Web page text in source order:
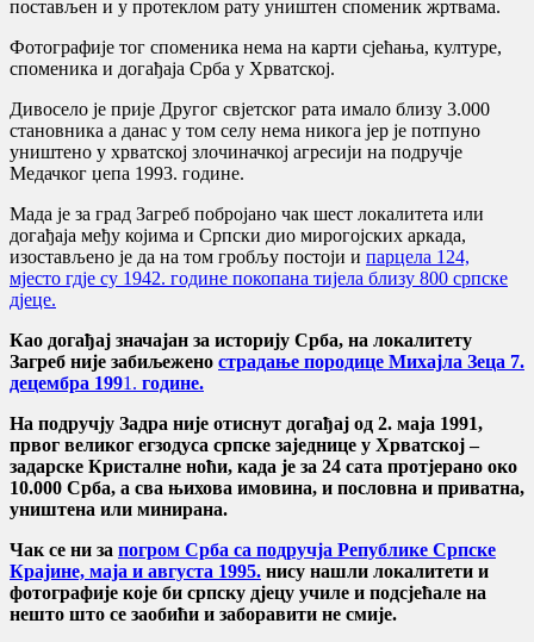
постављен и у протеклом рату уништен споменик жртвама.
Фотографије тог споменика нема на карти сјећања, културе,
споменика и догађаја Срба у Хрватској.
Дивосело је прије Другог свјетског рата имало близу 3.000
становника а данас у том селу нема никога јер је потпуно
уништено у хрватској злочиначкој агресији на подручје
Медачког џепа 1993. године.
Мада је за град Загреб побројано чак шест локалитета или
догађаја међу којима и Српски дио мирогојских аркада,
изостављено је да на том гробљу постоји и парцела 124,
мјесто гдје су 1942. године покопана тијела близу 800 српске
дјеце.
Као догађај значајан за историју Срба, на локалитету
Загреб није забиљежено страдање породице Михајла Зеца 7.
децембра 1991. године.
На подручју Задра није отиснут догађај од 2. маја 1991,
првог великог егзодуса српске заједнице у Хрватској –
задарске Кристалне ноћи, када је за 24 сата протјерано око
10.000 Срба, а сва њихова имовина, и пословна и приватна,
уништена или минирана.
Чак се ни за погром Срба са подручја Републике Српске
Крајине, маја и августа 1995. нису нашли локалитети и
фотографије које би српску дјецу училе и подсјећале на
нешто што се заобићи и заборавити не смије.